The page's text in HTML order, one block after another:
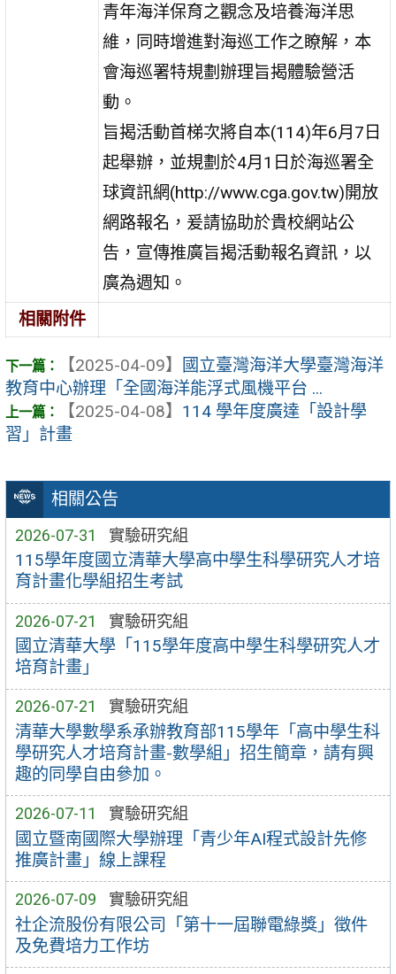
相關公告
2026-07-31 實驗研究組
115學年度國立清華大學高中學生科學研究人才培
育計畫化學組招生考試
2026-07-21 實驗研究組
國立清華大學「115學年度高中學生科學研究人才
培育計畫」
2026-07-21 實驗研究組
清華大學數學系承辦教育部115學年「高中學生科
學研究人才培育計畫-數學組」招生簡章，請有興
趣的同學自由參加。
2026-07-11 實驗研究組
國立暨南國際大學辦理「青少年AI程式設計先修
推廣計畫」線上課程
2026-07-09 實驗研究組
社企流股份有限公司「第十一屆聯電綠獎」徵件
及免費培力工作坊
青年海洋保育之觀念及培養海洋思
維，同時增進對海巡工作之瞭解，本
會海巡署特規劃辦理旨揭體驗營活
動。
旨揭活動首梯次將自本(114)年6月7日
起舉辦，並規劃於4月1日於海巡署全
球資訊網(http://www.cga.gov.tw)開放
網路報名，爰請協助於貴校網站公
告，宣傳推廣旨揭活動報名資訊，以
廣為週知。
相關附件
【2025-04-09】
國立臺灣海洋大學臺灣海洋
教育中心辦理「全國海洋能浮式風機平台 ...
【2025-04-08】 114 學年度廣達「設計學
習」計畫